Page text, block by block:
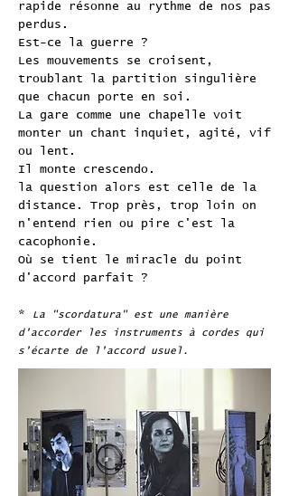
rapide résonne au rythme de nos pas
perdus.
Est-ce la guerre ?
Les mouvements se croisent,
troublant la partition singulière
que chacun porte en soi.
La gare comme une chapelle voit
monter un chant inquiet, agité, vif
ou lent.
Il monte crescendo.
la question alors est celle de la
distance. Trop près, trop loin on
n'entend rien ou pire c'est la
cacophonie.
Où se tient le miracle du point
d'accord parfait ?
*
La "scordatura" est une manière
d'accorder les instruments à cordes qui
s'écarte de l'accord usuel.